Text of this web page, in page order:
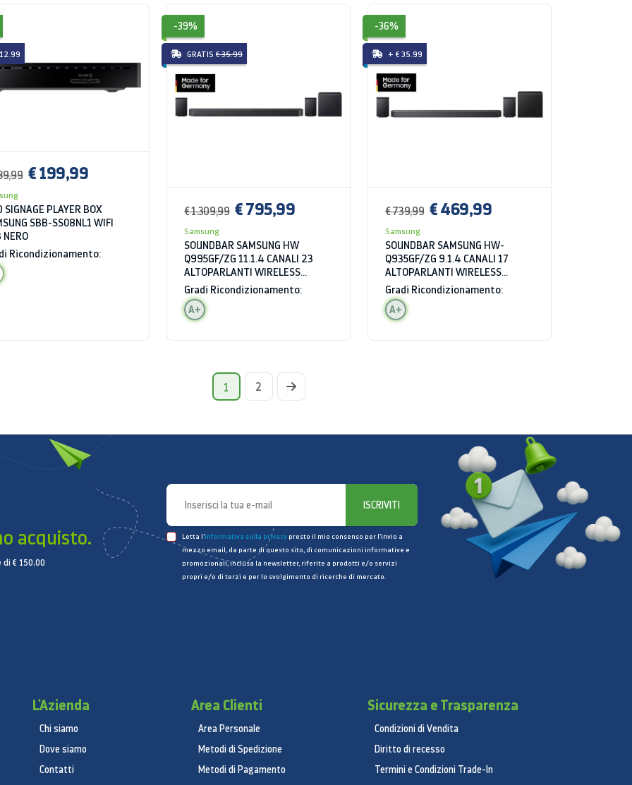
€ 199,99
SIGNAGE PLAYER BOX
SBB-SS08NL1 WIFI
NERO
Ricondizionamento:
-39%
GRATIS € 35.99
€ 1.309,99 € 795,99
Samsung
SOUNDBAR SAMSUNG HW
Q995GF/ZG 11.1.4 CANALI 23
ALTOPARLANTI WIRELESS
BLUETOOTH HDMI WIFI NERO
Gradi Ricondizionamento:
A+
-36%
+ € 35.99
€ 739,99 € 469,99
Samsung
SOUNDBAR SAMSUNG HW-
Q935GF/ZG 9.1.4 CANALI 17
ALTOPARLANTI WIRELESS
BLUETOOTH HDMI WIFI HDR
NERO
Gradi Ricondizionamento:
A+
1 2
acquisto.
€ 150,00
ISCRIVITI
Letta l’informativa sulla privacy presto il mio consenso per l’invio a
mezzo email, da parte di questo sito, di comunicazioni informative e
promozionali, inclusa la newsletter, riferite a prodotti e/o servizi
propri e/o di terzi e per lo svolgimento di ricerche di mercato.
L'Azienda
Chi siamo
Dove siamo
Contatti
Area Clienti
Area Personale
Metodi di Spedizione
Metodi di Pagamento
Sicurezza e Trasparenza
Condizioni di Vendita
Diritto di recesso
Termini e Condizioni Trade-In